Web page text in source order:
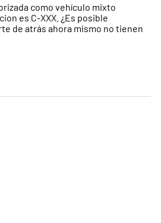
como vehículo mixto
es C-XXX. ¿Es posible
de atrás ahora mismo no tienen